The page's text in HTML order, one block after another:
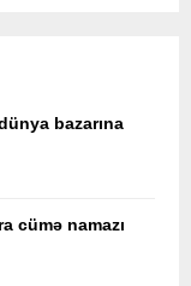
bazarına
cümə namazı